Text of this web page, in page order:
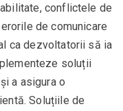
conflictele de
de comunicare
ca dezvoltatorii să ia
soluții
a asigura o
Soluțiile de